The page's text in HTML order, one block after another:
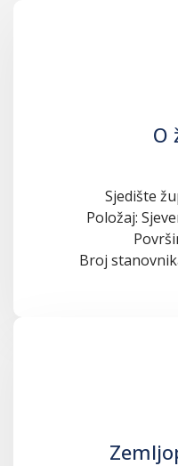
O
Sjedište
Položaj:
Broj